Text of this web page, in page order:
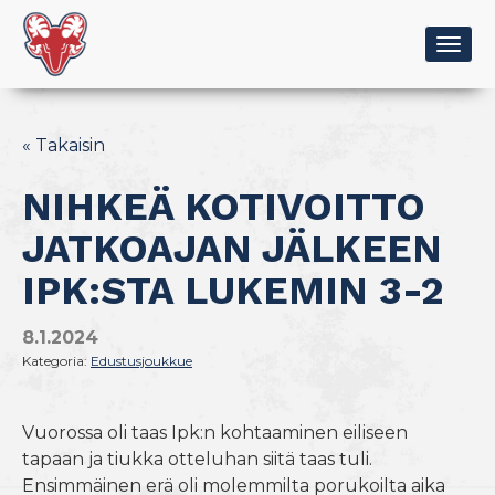
« Takaisin
NIHKEÄ KOTIVOITTO
JATKOAJAN JÄLKEEN
IPK:STA LUKEMIN 3-2
8.1.2024
Kategoria: Edustusjoukkue
Vuorossa oli taas Ipk:n kohtaaminen eiliseen
tapaan ja tiukka otteluhan siitä taas tuli.
Ensimmäinen erä oli molemmilta porukoilta aika